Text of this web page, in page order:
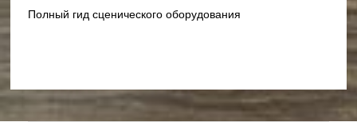
Полный гид сценического оборудования